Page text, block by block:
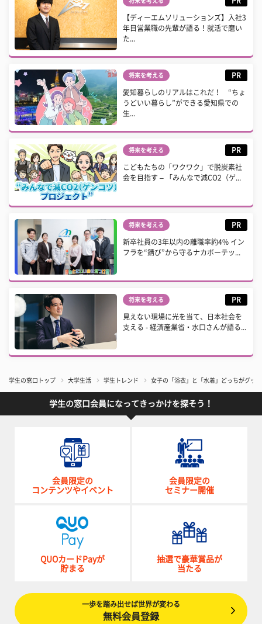
【ディーエムソリューションズ】入社3
年目営業職の先輩が語る！就活で磨い
た...
将来を考える PR
愛知暮らしのリアルはこれだ！ “ちょ
うどいい暮らし”ができる愛知県での
生...
将来を考える PR
こどもたちの「ワクワク」で脱炭素社
会を目指す – 「みんなで減CO2（ゲ...
将来を考える PR
新卒社員の3年以内の離職率約4% イン
フラを“錆び”から守るナカボーテッ...
将来を考える PR
見えない現場に光を当て、日本社会を
支える - 経済産業省・水口さんが語る...
学生の窓口トップ 大学生活 学生トレンド 女子の「浴衣」と「水着」どっちがグ
学生の窓口会員になってきっかけを探そう！
会員限定の
コンテンツやイベント
会員限定の
セミナー開催
QUOカードPayが
貯まる
抽選で豪華賞品が
当たる
一歩を踏み出せば世界が変わる
無料会員登録